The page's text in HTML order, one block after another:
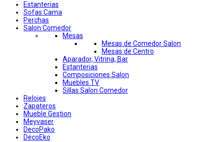
Estanterias
Sofas Cama
Perchas
Salon Comedor
Mesas
Mesas de Comedor Salon
Mesas de Centro
Aparador, Vitrina, Bar
Estanterias
Composiciones Salon
Muebles TV
Sillas Salon Comedor
Relojes
Zapateros
Mueble Gestion
Meyvaser
DecoPako
DecoEko